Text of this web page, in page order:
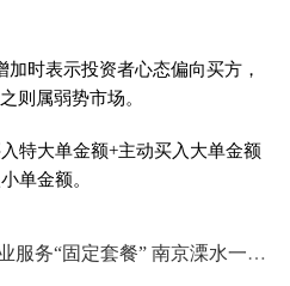
时表示投资者心态偏向买方，
则属弱势市场。
特大单金额+主动买入大单金额
单金额。
定套餐” 南京溧水一小区业主自己“点菜”